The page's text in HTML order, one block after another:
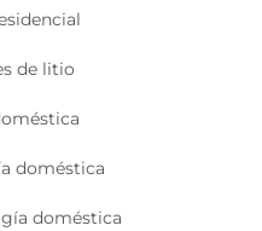
de litio
doméstica
doméstica